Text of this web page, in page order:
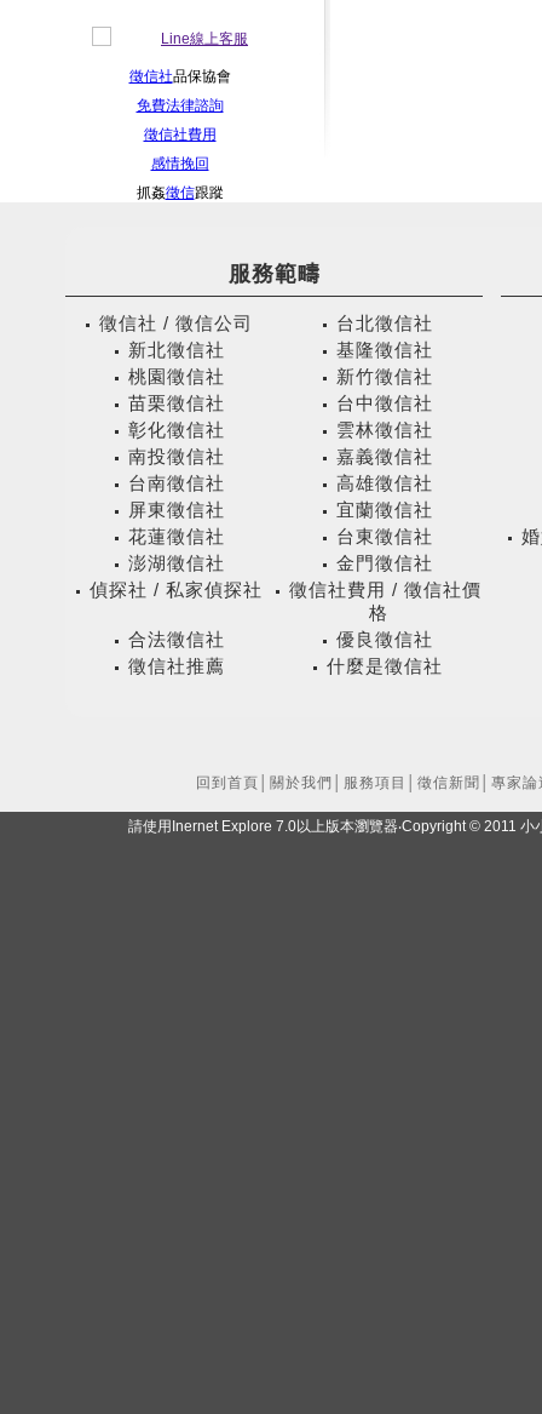
徵信社品保協會
免費法律諮詢
徵信社費用
感情挽回
抓姦徵信跟蹤
服務範疇
徵信社 / 徵信公司
台北徵信社
新北徵信社
基隆徵信社
桃園徵信社
新竹徵信社
苗栗徵信社
台中徵信社
彰化徵信社
雲林徵信社
南投徵信社
嘉義徵信社
台南徵信社
高雄徵信社
屏東徵信社
宜蘭徵信社
花蓮徵信社
台東徵信社
澎湖徵信社
金門徵信社
偵探社 / 私家偵探社
徵信社費用 / 徵信社價
格
合法徵信社
優良徵信社
徵信社推薦
什麼是徵信社
回到首頁 關於我們 服務項目 徵信新聞 專家論
請使用Inernet Explore 7.0以上版本瀏覽器‧Copyright © 2011